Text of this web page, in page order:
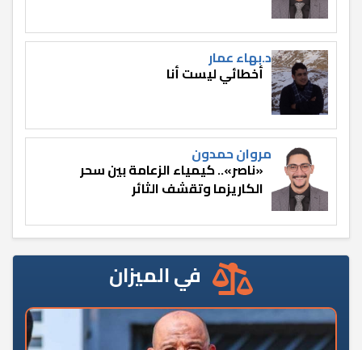
د.بهاء عمار
أخطائي ليست أنا
مروان حمدون
«ناصر».. كيمياء الزعامة بين سحر
الكاريزما وتقشف الثائر
في الميزان